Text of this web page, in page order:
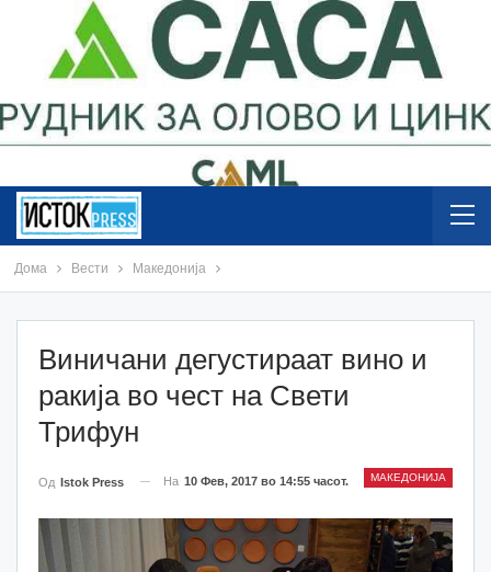
Дома Вести Македонија
Виничани дегустираат вино и
ракија во чест на Свети
Трифун
МАКЕДОНИЈА
Од Istok Press На 10 Фев, 2017 во 14:55 часот.